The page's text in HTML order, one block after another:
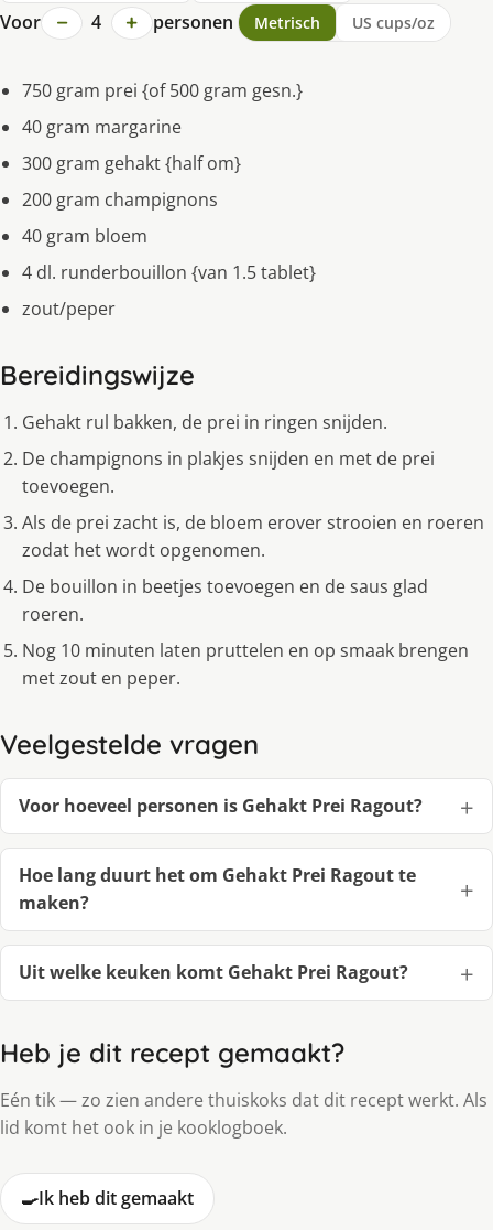
Voor − 4 + personen Metrisch US cups/oz
750 gram prei {of 500 gram gesn.}
40 gram margarine
300 gram gehakt {half om}
200 gram champignons
40 gram bloem
4 dl. runderbouillon {van 1.5 tablet}
zout/peper
Bereidingswijze
Gehakt rul bakken, de prei in ringen snijden.
De champignons in plakjes snijden en met de prei
toevoegen.
Als de prei zacht is, de bloem erover strooien en roeren
zodat het wordt opgenomen.
De bouillon in beetjes toevoegen en de saus glad
roeren.
Nog 10 minuten laten pruttelen en op smaak brengen
met zout en peper.
Veelgestelde vragen
Voor hoeveel personen is Gehakt Prei Ragout?
Hoe lang duurt het om Gehakt Prei Ragout te
maken?
Uit welke keuken komt Gehakt Prei Ragout?
Heb je dit recept gemaakt?
Eén tik — zo zien andere thuiskoks dat dit recept werkt. Als
lid komt het ook in je kooklogboek.
🍳Ik heb dit gemaakt